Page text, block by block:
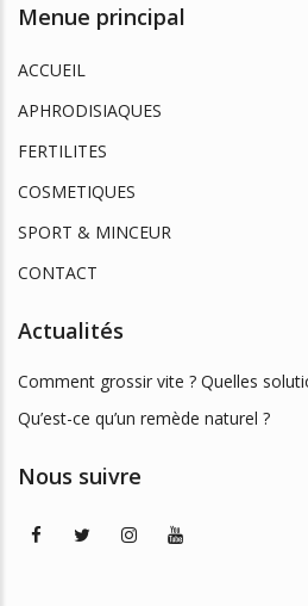
Menue principal
ACCUEIL
APHRODISIAQUES
FERTILITES
COSMETIQUES
SPORT & MINCEUR
CONTACT
Actualités
Comment grossir vite ? Quelles
Qu’est-ce qu’un remède naturel ?
Nous suivre